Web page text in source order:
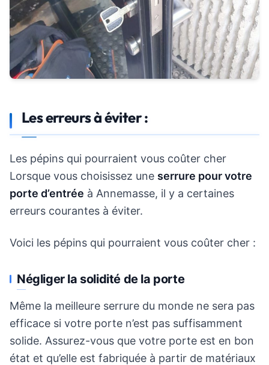
Les erreurs à éviter :
Les pépins qui pourraient vous coûter cher
Lorsque vous choisissez une serrure pour votre
porte d’entrée à Annemasse, il y a certaines
erreurs courantes à éviter.
Voici les pépins qui pourraient vous coûter cher :
Négliger la solidité de la porte
Même la meilleure serrure du monde ne sera pas
efficace si votre porte n’est pas suffisamment
solide. Assurez-vous que votre porte est en bon
état et qu’elle est fabriquée à partir de matériaux